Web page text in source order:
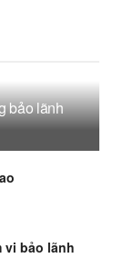
bảo lãnh
vi bảo lãnh